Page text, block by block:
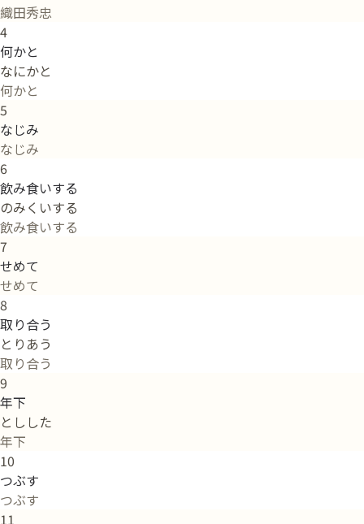
織田秀忠
4
何かと
なにかと
何かと
5
なじみ
なじみ
6
飲み食いする
のみくいする
飲み食いする
7
せめて
せめて
8
取り合う
とりあう
取り合う
9
年下
としした
年下
10
つぶす
つぶす
11